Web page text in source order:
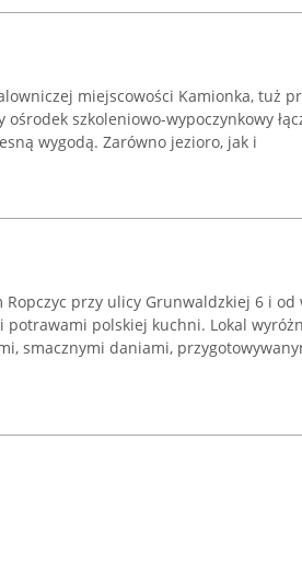
miejscowości Kamionka, tuż
szkoleniowo-wypoczynkowy
wygodą. Zarówno jezioro, jak i
przy ulicy Grunwaldzkiej 6 i od
polskiej kuchni. Lokal
smacznymi daniami,